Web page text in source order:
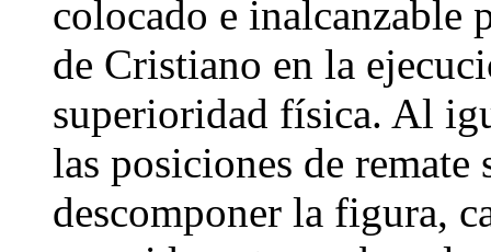
colocado e inalcanzable
de Cristiano en la
superioridad física. Al
las posiciones de remate
descomponer la figura,